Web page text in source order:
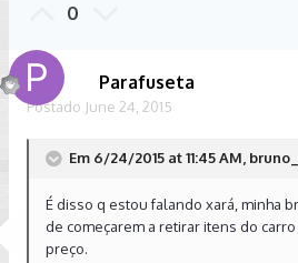
0
Parafuseta
Postado June 24, 2015
Em 6/24/2015 at 11:45 AM,
É disso q estou falando xará, minha
de começarem a retirar itens do
preço.